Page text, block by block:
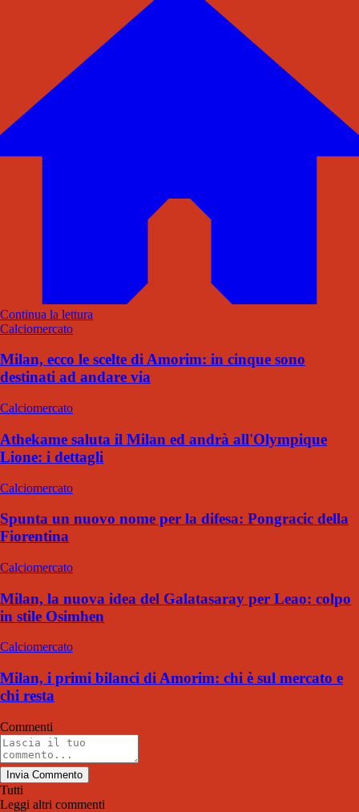
Continua la lettura
Calciomercato
Milan, ecco le scelte di Amorim: in cinque sono
destinati ad andare via
Calciomercato
Athekame saluta il Milan ed andrà all'Olympique
Lione: i dettagli
Calciomercato
Spunta un nuovo nome per la difesa: Pongracic della
Fiorentina
Calciomercato
Milan, la nuova idea del Galatasaray per Leao: colpo
in stile Osimhen
Calciomercato
Milan, i primi bilanci di Amorim: chi è sul mercato e
chi resta
Commenti
Invia Commento
Tutti
Leggi altri commenti